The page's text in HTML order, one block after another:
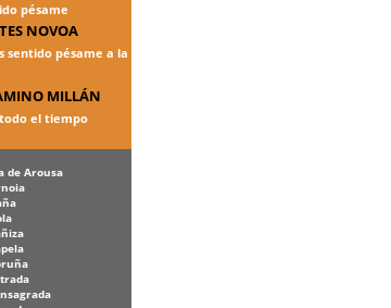
pésame
NOVOA
sentido pésame a la
MILLÁN
el tiempo
de Arousa